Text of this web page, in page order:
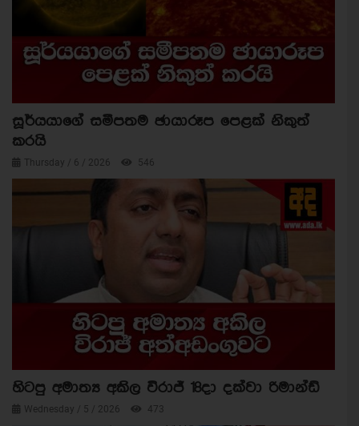
සූර්යයාගේ සමීපතම ඡායාරූප පෙළක් නිකුත්
කරයි
Thursday / 6 / 2026 546
හිටපු අමාත්‍ය අකිල විරාජ් 18දා දක්වා රිමාන්ඩ්
Wednesday / 5 / 2026 473